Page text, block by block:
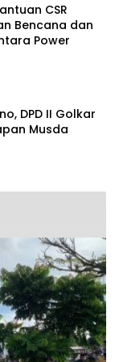
CSR
Bencana dan
Power
DPD II Golkar
Musda